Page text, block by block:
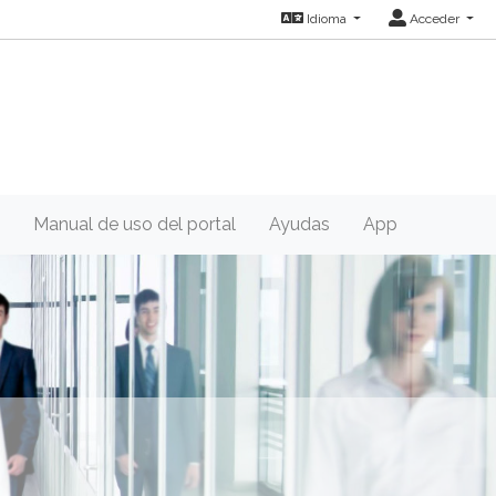
Idioma Acceder
Manual de uso del portal Ayudas App